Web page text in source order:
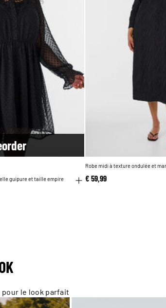
order
guipure et taille empire
Robe midi à texture ondulée et
€ 59,99
le look parfait